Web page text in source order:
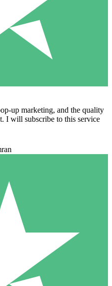
up marketing, and the quality
I will subscribe to this service